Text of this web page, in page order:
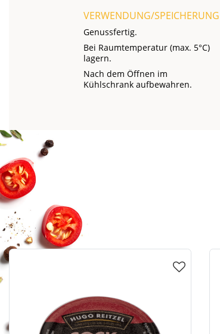
VERWENDUNG/SPEICHERUNG
Genussfertig.
Bei Raumtemperatur (max. 5°C)
lagern.
Nach dem Öffnen im
Kühlschrank aufbewahren.